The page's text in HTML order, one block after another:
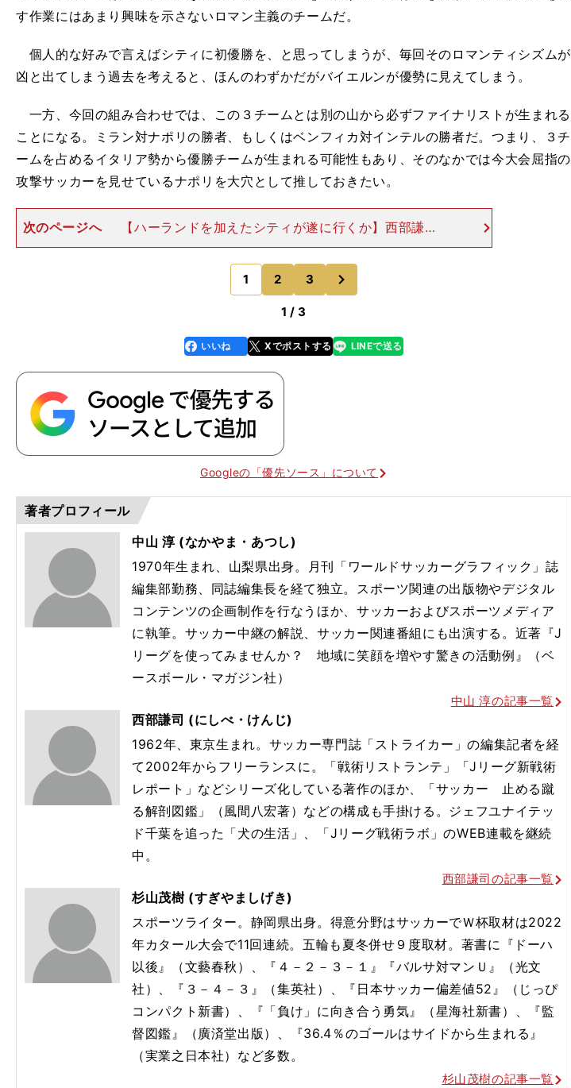
す作業にはあまり興味を示さないロマン主義のチームだ。
個人的な好みで言えばシティに初優勝を、と思ってしまうが、毎回そのロマンティシズムが
凶と出てしまう過去を考えると、ほんのわずかだがバイエルンが優勢に見えてしまう。
一方、今回の組み合わせでは、この３チームとは別の山から必ずファイナリストが生まれる
ことになる。ミラン対ナポリの勝者、もしくはベンフィカ対インテルの勝者だ。つまり、３チ
ームを占めるイタリア勢から優勝チームが生まれる可能性もあり、そのなかでは今大会屈指の
攻撃サッカーを見せているナポリを大穴として推しておきたい。
次のページへ
【ハーランドを加えたシティが遂に行くか】西部謙司
（サッカーライター）◎本命＝マンチェスター・シティ ○対抗＝バイ
エルン △穴＝ナポリ 準々決勝のマンチェスター・シティ対バイエル
ンは、優勝候補同士
1 2 3
1 / 3
faceboo
k
いいね Xでポストする
line LINEで送る
Googleの「優先ソース」について
著者プロフィール
中山 淳 (なかやま・あつし)
1970年生まれ、山梨県出身。月刊「ワールドサッカーグラフィック」誌
編集部勤務、同誌編集長を経て独立。スポーツ関連の出版物やデジタル
コンテンツの企画制作を行なうほか、サッカーおよびスポーツメディア
に執筆。サッカー中継の解説、サッカー関連番組にも出演する。 近著『J
リーグを使ってみませんか？ 地域に笑顔を増やす驚きの活動例』（ベ
ースボール・マガジン社）
中山 淳の記事一覧
西部謙司 (にしべ・けんじ)
1962年、東京生まれ。サッカー専門誌「ストライカー」の編集記者を経
て2002年からフリーランスに。「戦術リストランテ」「Jリーグ新戦術
レポート」などシリーズ化している著作のほか、「サッカー 止める蹴
る解剖図鑑」（風間八宏著）などの構成も手掛ける。ジェフユナイテッ
ド千葉を追った「犬の生活」、「Jリーグ戦術ラボ」のWEB連載を継続
中。
西部謙司の記事一覧
杉山茂樹 (すぎやましげき)
スポーツライター。静岡県出身。得意分野はサッカーでＷ杯取材は2022
年カタール大会で11回連続。五輪も夏冬併せ９度取材。著書に『ドーハ
以後』（文藝春秋）、『４－２－３－１』『バルサ対マンＵ』（光文
社）、『３－４－３』（集英社）、『日本サッカー偏差値52』（じっぴ
コンパクト新書）、『「負け」に向き合う勇気』（星海社新書）、『監
督図鑑』（廣済堂出版）、『36.4％のゴールはサイドから生まれる』
（実業之日本社）など多数。
杉山茂樹の記事一覧
正
、
」
・